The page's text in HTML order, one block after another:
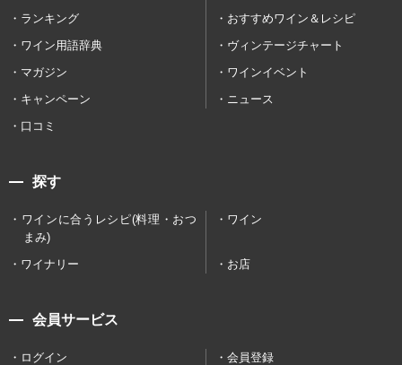
ランキング
おすすめワイン＆レシピ
ワイン用語辞典
ヴィンテージチャート
マガジン
ワインイベント
キャンペーン
ニュース
口コミ
探す
ワインに合うレシピ(料理・おつ
まみ)
ワイン
ワイナリー お店
会員サービス
ログイン 会員登録